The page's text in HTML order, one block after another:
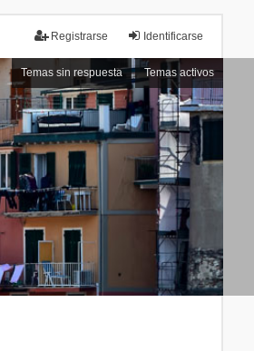
Identificarse
Registrarse
Temas sin respuesta Temas activos